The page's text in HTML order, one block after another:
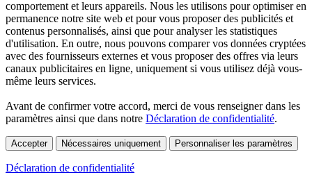
comportement et leurs appareils. Nous les utilisons pour optimiser en
permanence notre site web et pour vous proposer des publicités et
contenus personnalisés, ainsi que pour analyser les statistiques
d'utilisation. En outre, nous pouvons comparer vos données cryptées
avec des fournisseurs externes et vous proposer des offres via leurs
canaux publicitaires en ligne, uniquement si vous utilisez déjà vous-
même leurs services.
Avant de confirmer votre accord, merci de vous renseigner dans les
paramètres ainsi que dans notre Déclaration de confidentialité.
Accepter Nécessaires uniquement Personnaliser les paramètres
Déclaration de confidentialité